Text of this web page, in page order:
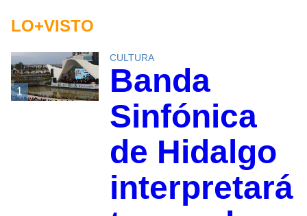
LO+VISTO
1
CULTURA
Banda
Sinfónica
de Hidalgo
interpretará